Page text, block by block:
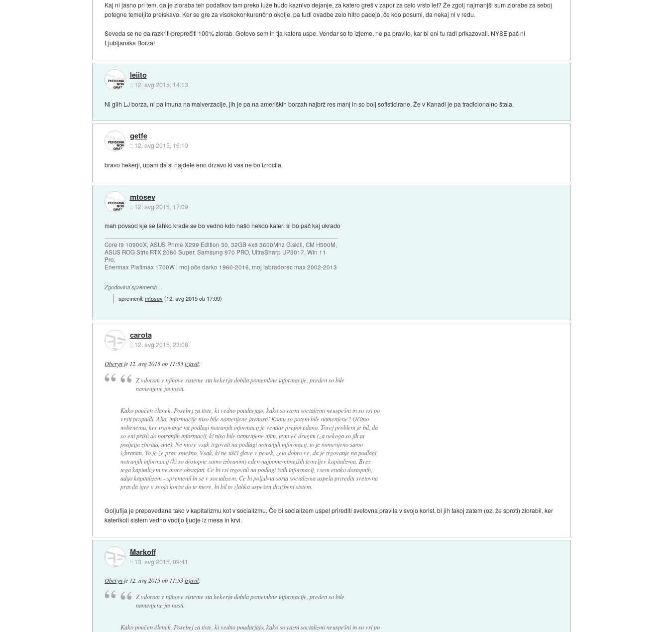
Kaj ni jasno pri tem, da je zloraba teh podatkov tam preko luže hudo kaznivo dejanje, za katero greš v zapor za celo vrsto let? Že zgolj najmanjši sum zlorabe za seboj
potegne temeljito preiskavo. Ker se gre za visokokonkurenčno okolje, pa tudi ovadbe zelo hitro padejo, če kdo posumi, da nekaj ni v redu.
Seveda se ne da razkriti/preprečiti 100% zlorab. Gotovo sem in tja katera uspe. Vendar so to izjeme, ne pa pravilo, kar bi eni tu radi prikazovali. NYSE pač ni
Ljubljanska Borza!
leiito
:: 12. avg 2015, 14:13
Ni glih LJ borza, ni pa imuna na malverzacije, jih je pa na ameriških borzah najbrž res manj in so bolj sofisticirane. Že v Kanadi je pa tradicionalno štala.
getfe
:: 12. avg 2015, 16:10
bravo hekerji, upam da si najdete eno drzavo ki vas ne bo izrocila
mtosev
:: 12. avg 2015, 17:09
mah povsod kje se lahko krade se bo vedno kdo našo nekdo kateri si bo pač kaj ukrado
Core i9 10900X, ASUS Prime X299 Edition 30, 32GB 4x8 3600Mhz G.skill, CM H500M,
ASUS ROG Strix RTX 2080 Super, Samsung 970 PRO, UltraSharp UP3017, Win 11
Pro,
Enermax Platimax 1700W | moj oče darko 1960-2016, moj labradorec max 2002-2013
Zgodovina sprememb…
spremenil:mtosev(12. avg 2015 ob 17:09)
carota
:: 12. avg 2015, 23:08
Oberyn je 12. avg 2015 ob 11:53 izjavil:
Z vdorom v njihove sisteme sta hekerja dobila pomembne informacije, preden so bile
namenjene javnosti.
Kako poučen članek. Posebej za tiste, ki vedno poudarjajo, kako so razni socializmi neuspešni in so vsi po
vrsti propadli. Aha, informacije niso bile namenjene javnosti! Komu so potem bile namenjene? Očitno
nobenemu, ker trgovanje na podlagi notranjih informacij je vendar prepovedano. Torej problem je bil, da
so eni prišli do notranjih informacij, ki niso bile namenjene njim, temveč drugim (za nekoga so jih ta
podjetja zbirala, ane). Ne more vsak trgovati na podlagi notranjih informacij, to je namenjeno samo
izbranim. To je že prav smešno. Vsak, ki ne tišči glave v pesek, zelo dobro ve, da je trgovanje na podlagi
notranjih informacij (ki so dostopne samo izbranim) eden najpomembnejših temeljev kapitalizma. Brez
tega kapitalizem ne more obstajati. Če bi vsi trgovali na podlagi istih informacij, vsem enako dostopnih,
adijo kapitalizem - spremenil bi se v socializem. Če bi poljubna sorta socializma uspela prirediti svetovna
pravila igre v svojo korist do te mere, bi bil to zlahka uspešen družbeni sistem.
Goljufija je prepovedana tako v kapitalizmu kot v socializmu. Če bi socializem uspel prirediti svetovna pravila v svojo korist, bi jih takoj zatem (oz. že sproti) zlorabil, ker
katerikoli sistem vedno vodijo ljudje iz mesa in krvi.
Markoff
:: 13. avg 2015, 09:41
Oberynje 12. avg 2015 ob 11:53 izjavil:
Z vdorom v njihove sisteme sta hekerja dobila pomembne informacije, preden so bile
namenjene javnosti.
Kako poučen članek. Posebej za tiste, ki vedno poudarjajo, kako so razni socializmi neuspešni in so vsi po